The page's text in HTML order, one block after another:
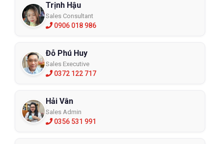
Trịnh Hậu
Sales Consultant
0906 018 986
Đỗ Phú Huy
Sales Executive
0372 122 717
Hải Vân
Sales Admin
0356 531 991